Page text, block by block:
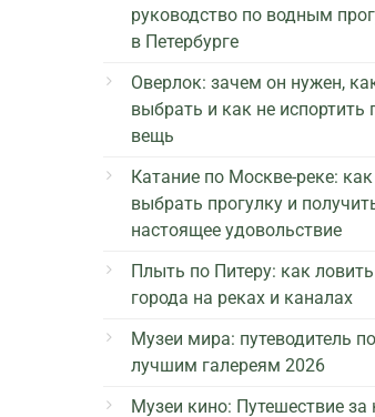
руководство по водным
в Петербурге
Оверлок: зачем он нужен,
выбрать и как не испортить
вещь
Катание по Москве-реке: как
выбрать прогулку и
настоящее удовольствие
Плыть по Питеру: как
города на реках и каналах
Музеи мира: путеводитель по
лучшим галереям 2026
Музеи кино: Путешествие за